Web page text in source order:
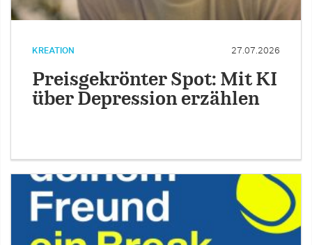
KREATION 27.07.2026
Preisgekrönter Spot: Mit KI
über Depression erzählen